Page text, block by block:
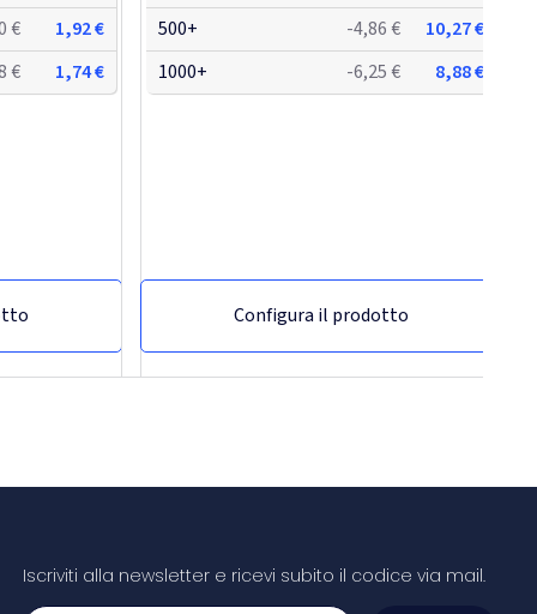
€
1,92 €
€
1,74 €
500+
-4,86 €
10,27 €
1000+
-6,25 € 8,88 €
Configura il prodotto
Iscriviti alla newsletter e ricevi subito il codice via mail.